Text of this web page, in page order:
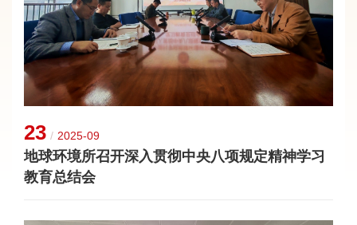
23 / 2025-09
地球环境所召开深入贯彻中央八项规定精神学习
教育总结会